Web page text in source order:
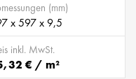
(mm)
x 597 x 9,5
inkl. MwSt.
€ / m²